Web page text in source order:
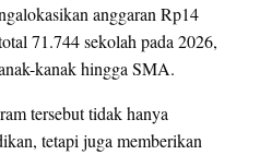
anggaran Rp14
71.744 sekolah pada 2026,
kanak hingga SMA.
tersebut tidak hanya
tetapi juga memberikan